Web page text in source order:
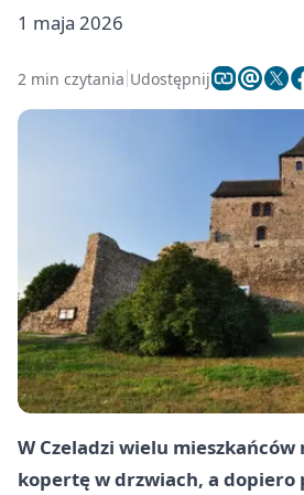
1 maja 2026
2 min czytania Udostępnij
W Czeladzi wielu
kopertę w drzwiach, a dopiero